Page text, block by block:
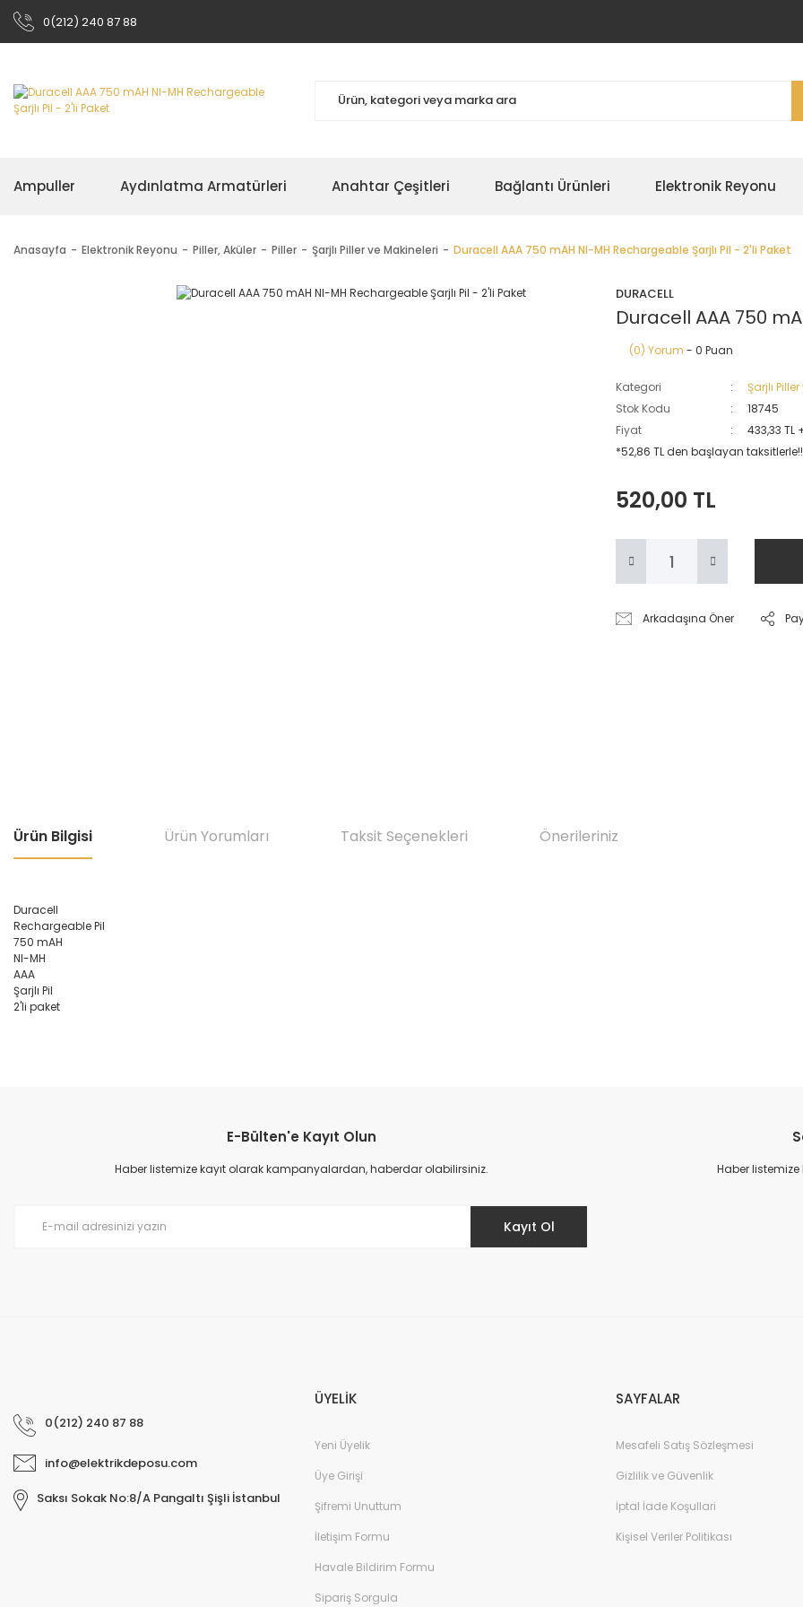
0(212) 240 87 88
Ampuller Aydınlatma Armatürleri Anahtar Çeşitleri Bağlantı Ürünleri Elektronik Reyonu
Anasayfa Elektronik Reyonu Piller, Aküler Piller Şarjlı Piller ve Makineleri Duracell AAA 750 mAH NI-MH Rechargeable Şarjlı Pil - 2'li Paket
DURACELL
Duracell AAA 750
(0) Yorum - 0 Puan
Kategori
Şarjlı
Stok Kodu
18745
Fiyat
433,33 TL
*52,86 TL den başlayan taksitlerle!!
520,00 TL
Arkadaşına Öner
Ürün Bilgisi Ürün Yorumları Taksit Seçenekleri Önerileriniz
Duracell
Rechargeable Pil
750 mAH
NI-MH
AAA
Şarjlı Pil
2'li paket
Ürün resmi kalitesiz, bozuk veya görüntülenemiyor.
Ürün açıklamasında eksik bilgiler bulunuyor.
E-Bülten'e Kayıt Olun
Haber listemize kayıt olarak kampanyalardan, haberdar olabilirsiniz.
Kayıt Ol
Haber
0(212) 240 87 88
info@elektrikdeposu.com
Saksı Sokak No:8/A Pangaltı Şişli İstanbul
ÜYELİK
Yeni Üyelik
Üye Girişi
Şifremi Unuttum
İletişim Formu
Havale Bildirim Formu
Sipariş Sorgula
SAYFALAR
Mesafeli Satış Sözleşmesi
Gizlilik ve Güvenlik
İptal İade Koşullari
Kişisel Veriler Politikası